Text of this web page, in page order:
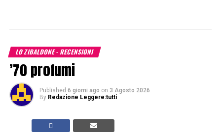
LO ZIBALDONE - RECENSIONI
’70 profumi
Published 6 giorni ago on 3 Agosto 2026
By Redazione Leggere:tutti